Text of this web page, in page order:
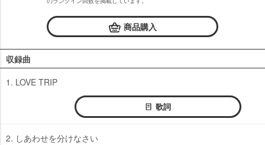
商品購入
収録曲
1. LOVE TRIP
歌詞
2. しあわせを分けなさい